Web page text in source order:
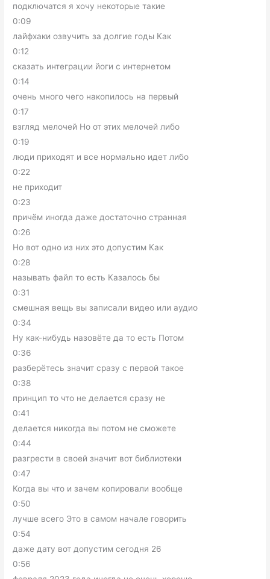
подключатся я хочу некоторые такие
0:09
лайфхаки озвучить за долгие годы Как
0:12
сказать интеграции йоги с интернетом
0:14
очень много чего накопилось на первый
0:17
взгляд мелочей Но от этих мелочей либо
0:19
люди приходят и все нормально идет либо
0:22
не приходит
0:23
причём иногда даже достаточно странная
0:26
Но вот одно из них это допустим Как
0:28
называть файл то есть Казалось бы
0:31
смешная вещь вы записали видео или аудио
0:34
Ну как-нибудь назовёте да то есть Потом
0:36
разберётесь значит сразу с первой такое
0:38
принцип то что не делается сразу не
0:41
делается никогда вы потом не сможете
0:44
разгрести в своей значит вот библиотеки
0:47
Когда вы что и зачем копировали вообще
0:50
лучше всего Это в самом начале говорить
0:54
даже дату вот допустим сегодня 26
0:56